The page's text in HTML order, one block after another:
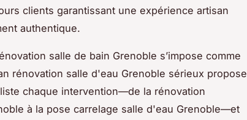
clients garantissant une expérience artisan
authentique.
salle de bain Grenoble s’impose comme
rénovation salle d'eau Grenoble sérieux propose
chaque intervention—de la rénovation
à la pose carrelage salle d'eau Grenoble—et